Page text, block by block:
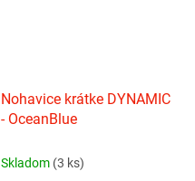
Nohavice krátke DYNAMIC
- OceanBlue
Skladom (3 ks)